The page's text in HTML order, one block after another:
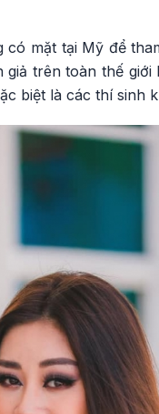
có mặt tại Mỹ để
trên toàn thế
biệt là các thí sinh